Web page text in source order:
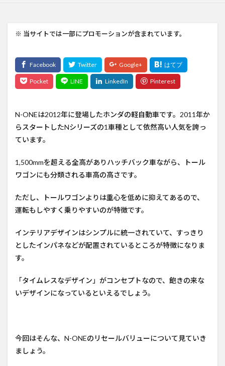
※ 当サイトでは一部にプロモーションが含まれています。
N-ONEは2012年に登場したホンダの軽自動車です。2011年か
らスタートしたNシリーズの1車種として依然高い人気を誇っ
ています。
1,500mmを超える全高がありハッチバック車ながら、トール
ワゴンにも分類される車高の高さです。
ただし、トールワゴンよりは重心を低めに抑えてあるので、
運転もしやすく乗りやすいのが特徴です。
インテリアデザインはシンプルに統一されていて、すっきり
としたインパネなどが配置されているところが特徴になりま
す。
「タイムレスなデザイン」がコンセプトなので、飽きの来な
いデザインになっているといえるでしょう。
今回はそんな、N-ONEのリセールバリューについて見ていき
ましょう。